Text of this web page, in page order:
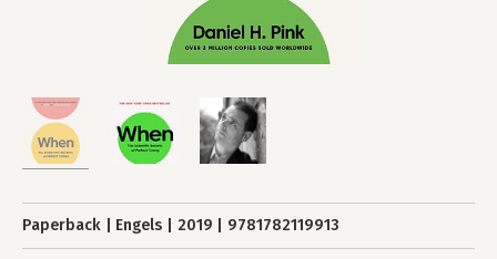
Paperback Engels 2019 9781782119913